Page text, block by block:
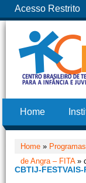
Acesso Restrito
Home
Home »
de Angra – FITA»
CBTIJ-